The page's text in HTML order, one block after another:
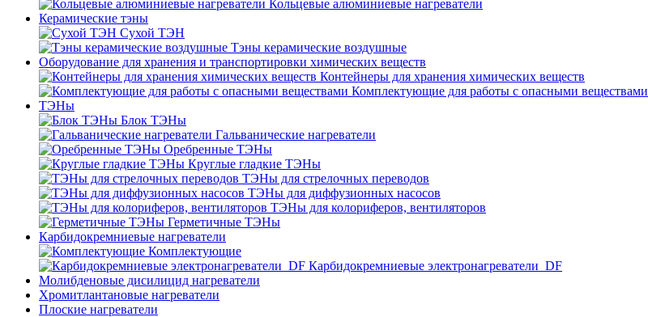
Кольцевые алюминиевые нагреватели
Керамические тэны
Сухой ТЭН
Тэны керамические воздушные
Оборудование для хранения и транспортировки химических веществ
Контейнеры для хранения химических веществ
Комплектующие для работы с опасными веществами
ТЭНы
Блок ТЭНы
Гальванические нагреватели
Оребренные ТЭНы
Круглые гладкие ТЭНы
ТЭНы для стрелочных переводов
ТЭНы для диффузионных насосов
ТЭНы для колориферов, вентиляторов
Герметичные ТЭНы
Карбидокремниевые нагреватели
Комплектующие
Карбидокремниевые электронагреватели_DF
Молибденовые дисилицид нагреватели
Хромитлантановые нагреватели
Плоские нагреватели